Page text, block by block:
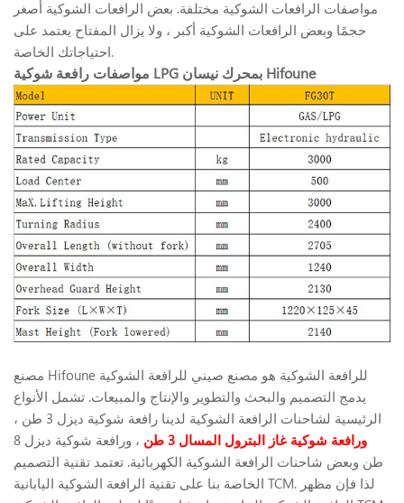
مواصفات الرافعات الشوكية مختلفة. بعض الرافعات الشوكية أصغر
حجمًا وبعض الرافعات الشوكية أكبر ، ولا يزال المفتاح يعتمد على
احتياجاتك الخاصة.
مواصفات رافعة شوكية LPG بمحرك نيسان Hifoune
مصنع Hifoune للرافعة الشوكية هو مصنع صيني للرافعة الشوكية
يدمج التصميم والبحث والتطوير والإنتاج والمبيعات. تشمل الأنواع
الرئيسية لشاحنات الرافعة الشوكية لدينا رافعة شوكية ديزل 3 طن ،
ورافعة شوكية غاز البترول المسال 3 طن
، ورافعة شوكية ديزل 8
طن وبعض شاحنات الرافعة الشوكية الكهربائية. تعتمد تقنية التصميم
الخاصة بنا على تقنية الرافعة الشوكية اليابانية TCM. لذا فإن مظهر